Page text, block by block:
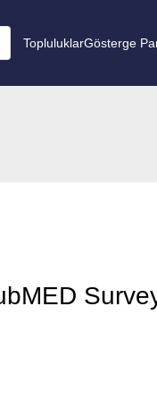
TopluluklarGösterge